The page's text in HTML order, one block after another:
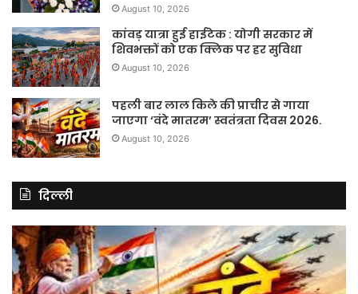
August 10, 2026
कांवड़ यात्रा हुई हाईटेक : योगी सरकार में
शिवभक्तों को एक क्लिक पर हर सुविधा
August 10, 2026
पहली बार लाल किले की प्राचीर से गाया
जाएगा ‘वंदे मातरम’ स्वतंत्रता दिवस 2026.
August 10, 2026
दिल्ली